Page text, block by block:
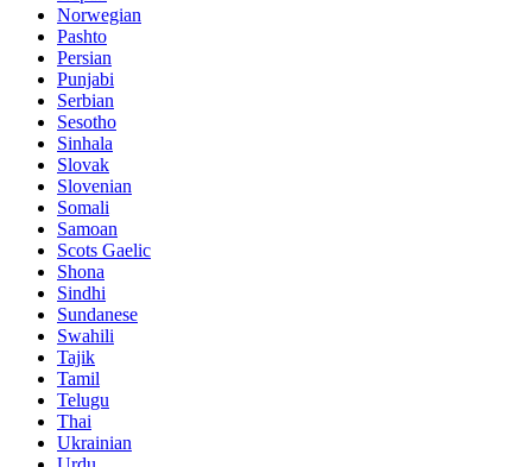
Norwegian
Pashto
Persian
Punjabi
Serbian
Sesotho
Sinhala
Slovak
Slovenian
Somali
Samoan
Scots Gaelic
Shona
Sindhi
Sundanese
Swahili
Tajik
Tamil
Telugu
Thai
Ukrainian